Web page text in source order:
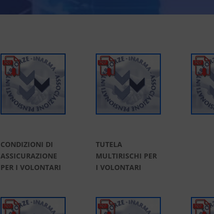
CONDIZIONI DI
ASSICURAZIONE
PER I VOLONTARI
TUTELA
MULTIRISCHI PER
I VOLONTARI